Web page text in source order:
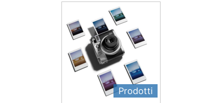
Prodotti